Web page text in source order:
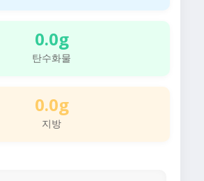
0.0g
탄수화물
0.0g
지방